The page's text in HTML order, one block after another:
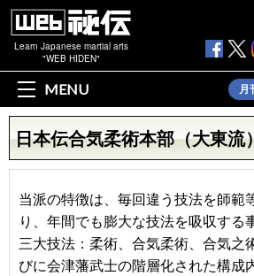
Learn Japanese martial arts
"WEB HIDEN"
MENU 月
日本伝合気柔術本部（大東流
当派の特徴は、毎回違う技法を師範
り、年間でも膨大な技法を吸収する
三大技法：柔術、合気柔術、合気之
びに会津藩武士の階層化された構成